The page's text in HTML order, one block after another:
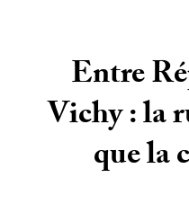
Entre
Vichy : la
que la